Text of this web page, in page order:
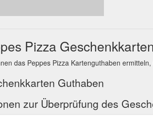
Pizza
das Peppes Pizza Kartenguthaben
Guthaben
zur Überprüfung des